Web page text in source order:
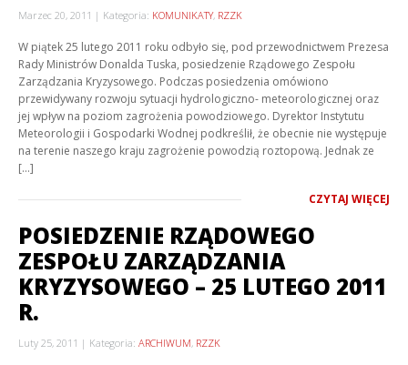
Marzec 20, 2011 Kategoria: KOMUNIKATY, RZZK
W piątek 25 lutego 2011 roku odbyło się, pod przewodnictwem Prezesa
Rady Ministrów Donalda Tuska, posiedzenie Rządowego Zespołu
Zarządzania Kryzysowego. Podczas posiedzenia omówiono
przewidywany rozwoju sytuacji hydrologiczno- meteorologicznej oraz
jej wpływ na poziom zagrożenia powodziowego. Dyrektor Instytutu
Meteorologii i Gospodarki Wodnej podkreślił, że obecnie nie występuje
na terenie naszego kraju zagrożenie powodzią roztopową. Jednak ze
[…]
CZYTAJ WIĘCEJ
POSIEDZENIE RZĄDOWEGO
ZESPOŁU ZARZĄDZANIA
KRYZYSOWEGO – 25 LUTEGO 2011
R.
Luty 25, 2011 Kategoria: ARCHIWUM, RZZK